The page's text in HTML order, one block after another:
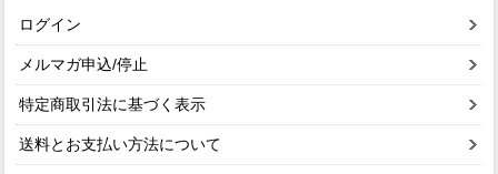
ログイン
メルマガ申込/停止
特定商取引法に基づく表示
送料とお支払い方法について